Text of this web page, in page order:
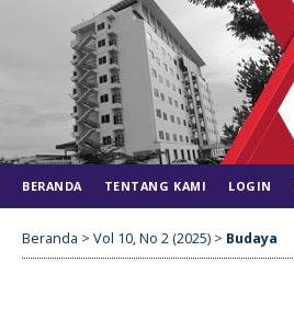
BERANDA TENTANG KAMI LOGIN
Beranda > Vol 10, No 2 (2025) > Budaya